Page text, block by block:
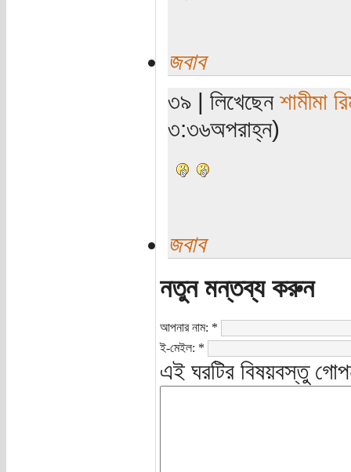
জবাব
৩৯ | লিখেছেন শামীমা
৩:৩৬অপরাহ্ন)
জবাব
নতুন মন্তব্য করুন
আপনার নাম: *
ই-মেইল: *
এই ঘরটির বিষয়বস্তু